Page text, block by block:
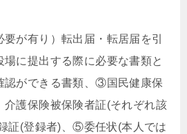
要が有り）転出届・転居届を引
場に提出する際に必要な書類と
ができる書類、③国民健康保
介護保険被保険者証(それぞれ該
証(登録者)、⑤委任状(本人では